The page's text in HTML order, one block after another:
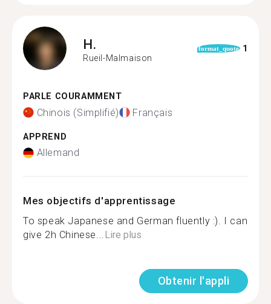
H.
Rueil-Malmaison
format_quote 1
PARLE COURAMMENT
Chinois (Simplifié) Français
APPREND
Allemand
Mes objectifs d'apprentissage
To speak Japanese and German fluently :). I can
give 2h Chinese...Lire plus
Obtenir l'appli